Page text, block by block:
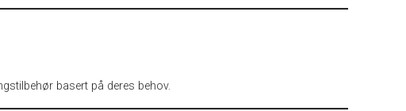
basert på deres behov.